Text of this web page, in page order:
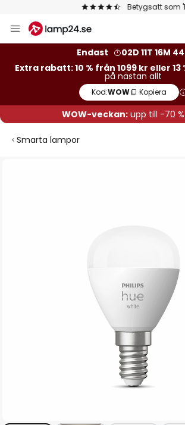
Betygsatt som 'Bra' på
Hoppa
till
Endast
02D 11T 16M
Extra rabatt: 10 % från 1099 kr eller 13
på nästan allt
Kod:WOW Kopiera
WOW-veckan:upp till -70 %
Smarta lampor